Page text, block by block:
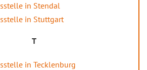
in Stendal
in Stuttgart
T
in Tecklenburg